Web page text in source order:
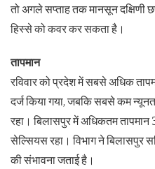
तो अगले सप्ताह तक मानसून
हिस्से को कवर कर सकता है।
तापमान
रविवार को प्रदेश में सबसे अधिक
दर्ज किया गया, जबकि सबसे कम
रहा। बिलासपुर में अधिकतम तापमान
सेल्सियस रहा। विभाग ने बिलासपुर
की संभावना जताई है।